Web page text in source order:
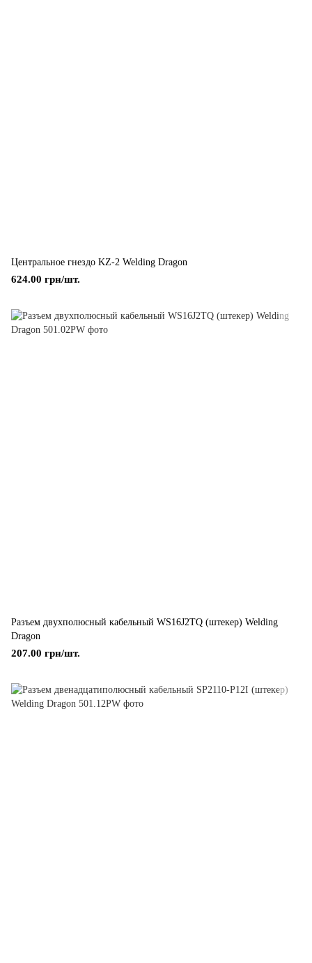
Центральное гнездо KZ-2 Welding Dragon
624.00 грн/шт.
Разъем двухполюсный кабельный WS16J2TQ (штекер) Welding
Dragon
207.00 грн/шт.